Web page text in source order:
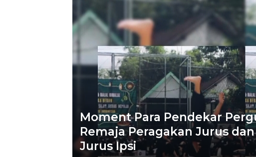
Moment Para Pendekar
Remaja Peragakan Jurus
Jurus Ipsi